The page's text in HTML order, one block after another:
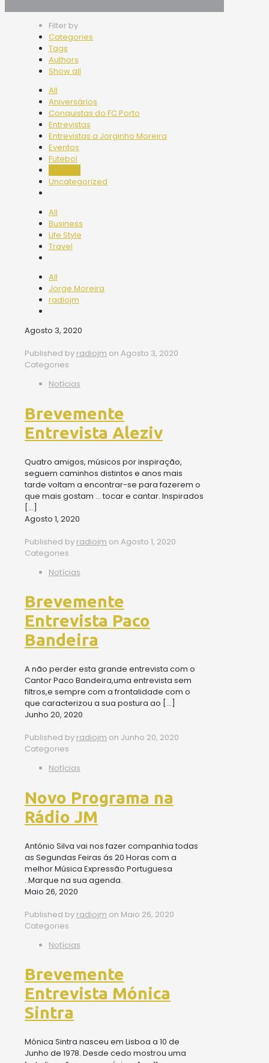
Filter by
Categories
Tags
Authors
Show all
All
Aniversários
Conquistas do FC Porto
Entrevistas
Entrevistas a Jorginho Moreira
Eventos
Futebol
Uncategorized
All
Business
Life Style
Travel
All
Jorge Moreira
radiojm
Agosto 3, 2020
Published by radiojm on Agosto 3, 2020
Categories
Notícias
Brevemente
Entrevista Aleziv
Quatro amigos, músicos por inspiração,
seguem caminhos distintos e anos mais
tarde voltam a encontrar-se para fazerem o
que mais gostam … tocar e cantar. Inspirados
[…]
Agosto 1, 2020
Published by radiojm on Agosto 1, 2020
Categories
Notícias
Brevemente
Entrevista Paco
Bandeira
A não perder esta grande entrevista com o
Cantor Paco Bandeira,uma entrevista sem
filtros,e sempre com a frontalidade com o
que caracterizou a sua postura ao […]
Junho 20, 2020
Published by radiojm on Junho 20, 2020
Categories
Notícias
Novo Programa na
Rádio JM
António Silva vai nos fazer companhia todas
as Segundas Feiras ás 20 Horas com a
melhor Música Expressão Portuguesa
..Marque na sua agenda.
Maio 26, 2020
Published by radiojm on Maio 26, 2020
Categories
Notícias
Brevemente
Entrevista Mónica
Sintra
Mónica Sintra nasceu em Lisboa a 10 de
Junho de 1978. Desde cedo mostrou uma